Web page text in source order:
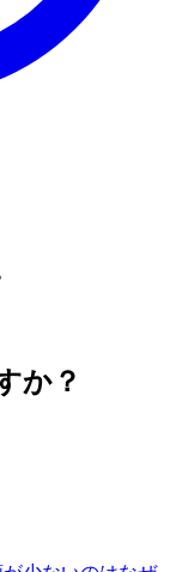
か？